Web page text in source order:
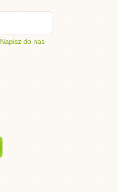
Napisz do nas